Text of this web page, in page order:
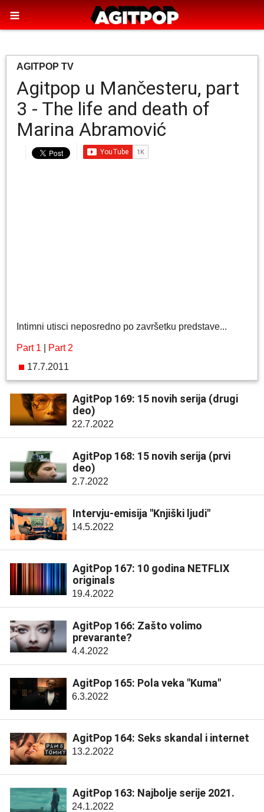
AGITPOP TV
Agitpop u Mančesteru, part
3 - The life and death of
Marina Abramović
Intimni utisci neposredno po završetku predstave...
Part 1
Part 2
17.7.2011
AgitPop 169: 15 novih serija (drugi
deo)
22.7.2022
AgitPop 168: 15 novih serija (prvi
deo)
2.7.2022
Intervju-emisija "Knjiški ljudi"
14.5.2022
AgitPop 167: 10 godina NETFLIX
originals
19.4.2022
AgitPop 166: Zašto volimo
prevarante?
4.4.2022
AgitPop 165: Pola veka "Kuma"
6.3.2022
AgitPop 164: Seks skandal i internet
13.2.2022
AgitPop 163: Najbolje serije 2021.
24.1.2022